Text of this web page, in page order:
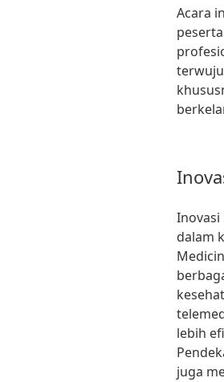
Acara
dalam
lebih
juga